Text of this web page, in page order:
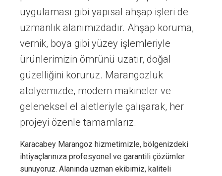
uygulaması gibi yapısal ahşap işleri de
uzmanlık alanımızdadır. Ahşap koruma,
vernik, boya gibi yüzey işlemleriyle
ürünlerimizin ömrünü uzatır, doğal
güzelliğini koruruz. Marangozluk
atölyemizde, modern makineler ve
geleneksel el aletleriyle çalışarak, her
projeyi özenle tamamlarız.
Karacabey Marangoz hizmetimizle, bölgenizdeki
ihtiyaçlarınıza profesyonel ve garantili çözümler
sunuyoruz. Alanında uzman ekibimiz, kaliteli